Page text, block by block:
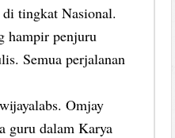
tingkat Nasional.
hampir penjuru
Semua perjalanan
Omjay
guru dalam Karya